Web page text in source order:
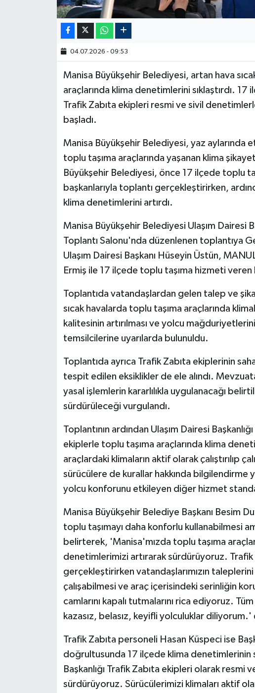
04.07.2026 - 09:53
Manisa Büyükşehir Belediyesi, artan hava
araçlarında klima denetimlerini sıklaştırdı. 17
Trafik Zabıta ekipleri resmi ve sivil
başladı.
Manisa Büyükşehir Belediyesi, yaz aylarında
toplu taşıma araçlarında yaşanan klima
Büyükşehir Belediyesi, önce 17 ilçede toplu
başkanlarıyla toplantı gerçekleştirirken,
klima denetimlerini artırdı.
Manisa Büyükşehir Belediyesi Ulaşım Dairesi
Toplantı Salonu'nda düzenlenen toplantıya
Ulaşım Dairesi Başkanı Hüseyin Üstün,
Ermiş ile 17 ilçede toplu taşıma hizmeti veren
Toplantıda vatandaşlardan gelen talep ve
sıcak havalarda toplu taşıma araçlarında
kalitesinin artırılması ve yolcu
temsilcilerine uyarılarda bulunuldu.
Toplantıda ayrıca Trafik Zabıta ekiplerinin
tespit edilen eksiklikler de ele alındı.
yasal işlemlerin kararlılıkla uygulanacağı
sürdürüleceği vurgulandı.
Toplantının ardından Ulaşım Dairesi
ekiplerle toplu taşıma araçlarında klima
araçlardaki klimaların aktif olarak çalıştırılıp
sürücülere de kurallar hakkında bilgilendirme
yolcu konforunu etkileyen diğer hizmet
Manisa Büyükşehir Belediye Başkanı Besim
toplu taşımayı daha konforlu kullanabilmesi
belirterek, 'Manisa'mızda toplu taşıma
denetimlerimizi artırarak sürdürüyoruz.
gerçekleştirirken vatandaşlarımızın
çalışabilmesi ve araç içerisindeki serinliğin
camlarını kapalı tutmalarını rica ediyoruz.
kazasız, belasız, keyifli yolculuklar diliyorum.'
Trafik Zabıta personeli Hasan Küspeci ise
doğrultusunda 17 ilçede klima denetimlerinin
Başkanlığı Trafik Zabıta ekipleri olarak resmi
sürdürüyoruz. Sürücülerimizi klimaları aktif